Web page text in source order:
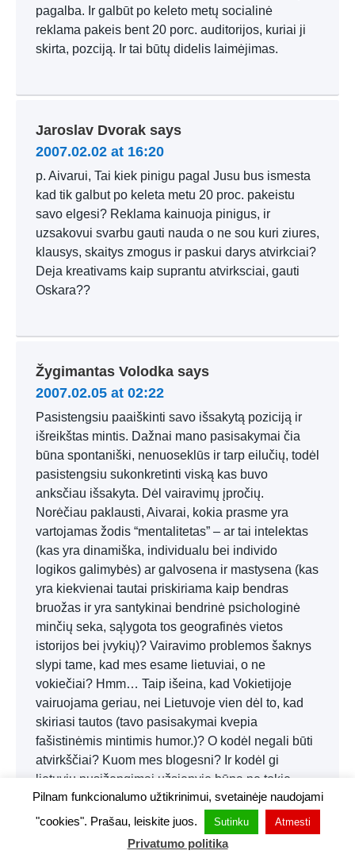
pagalba. Ir galbūt po keleto metų socialinė
reklama pakeis bent 20 porc. auditorijos, kuriai ji
skirta, pozciją. Ir tai būtų didelis laimėjimas.
Jaroslav Dvorak says
2007.02.02 at 16:20
p. Aivarui, Tai kiek pinigu pagal Jusu bus ismesta
kad tik galbut po keleta metu 20 proc. pakeistu
savo elgesi? Reklama kainuoja pinigus, ir
uzsakovui svarbu gauti nauda o ne sou kuri ziures,
klausys, skaitys zmogus ir paskui darys atvirkciai?
Deja kreativams kaip suprantu atvirksciai, gauti
Oskara??
Žygimantas Volodka says
2007.02.05 at 02:22
Pasistengsiu paaiškinti savo išsakytą poziciją ir
išreikštas mintis. Dažnai mano pasisakymai čia
būna spontaniški, nenuoseklūs ir tarp eilučių, todėl
pasistengsiu sukonkretinti viską kas buvo
anksčiau išsakyta. Dėl vairavimų įpročių.
Norėčiau paklausti, Aivarai, kokia prasme yra
vartojamas žodis “mentalitetas” – ar tai intelektas
(kas yra dinamiška, individualu bei individo
logikos galimybės) ar galvosena ir mastysena (kas
yra kiekvienai tautai priskiriama kaip bendras
bruožas ir yra santykinai bendrinė psichologinė
minčių seka, sąlygota tos geografinės vietos
istorijos bei įvykių)? Vairavimo problemos šaknys
slypi tame, kad mes esame lietuviai, o ne
vokiečiai? Hmm… Taip išeina, kad Vokietijoje
vairuojama geriau, nei Lietuvoje vien dėl to, kad
skiriasi tautos (tavo pasisakymai kvepia
fašistinėmis mintimis humor.)? O kodėl negali būti
atvirkščiai? Kuom mes blogesni? Ir kodėl gi
lietuvių nusižengimai užsienyje būna ne tokie
šiurkštūs kaip kad Lietuvoje. Baudos santykiniu
matu tarp atlyginimo ir baudos dydžio Lietuvoje
yra bene didžiausios? Esu išvažinėjęs beveik visą
Pilnam funkcionalumo užtikrinimui, svetainėje naudojami
"cookies". Prašau, leiskite juos.
Sutinku Atmesti
Privatumo politika